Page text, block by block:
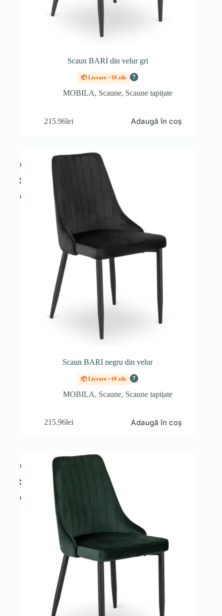
Scaun BARI din velur gri
📦 Livrare ~10 zile ?
MOBILA, Scaune, Scaune tapițate
215.96lei Adaugă în coș
Scaun BARI negru din velur
📦 Livrare ~10 zile ?
MOBILA, Scaune, Scaune tapițate
215.96lei Adaugă în coș